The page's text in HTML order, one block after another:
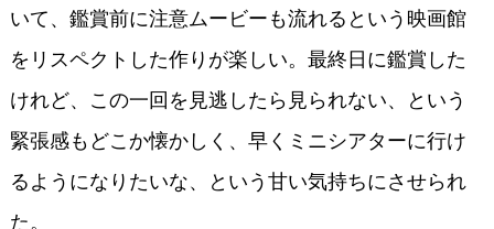
いて、鑑賞前に注意ムービーも流れるという映画館
をリスペクトした作りが楽しい。最終日に鑑賞した
けれど、この一回を見逃したら見られない、という
緊張感もどこか懐かしく、早くミニシアターに行け
るようになりたいな、という甘い気持ちにさせられ
た。